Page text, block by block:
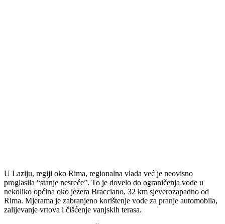
U Laziju, regiji oko Rima, regionalna vlada već je neovisno
proglasila “stanje nesreće”. To je dovelo do ograničenja vode u
nekoliko općina oko jezera Bracciano, 32 km sjeverozapadno od
Rima. Mjerama je zabranjeno korištenje vode za pranje automobila,
zalijevanje vrtova i čišćenje vanjskih terasa.